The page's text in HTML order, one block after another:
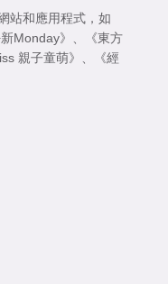
站和應用程式，如
新Monday》
《東方
親子童萌》
《經